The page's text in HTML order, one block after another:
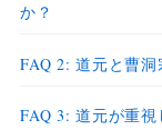
か？
FAQ 2: 道元と曹
FAQ 3: 道元が重